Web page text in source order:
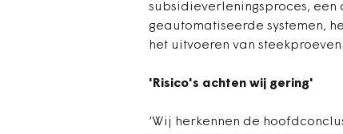
subsidieverleningsproces, een
geautomatiseerde systemen,
het uitvoeren van
'Risico's achten wij gering'
‘Wij herkennen de